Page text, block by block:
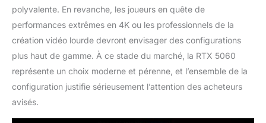
polyvalente. En revanche, les joueurs en quête de
performances extrêmes en 4K ou les professionnels de la
création vidéo lourde devront envisager des configurations
plus haut de gamme. À ce stade du marché, la RTX 5060
représente un choix moderne et pérenne, et l’ensemble de la
configuration justifie sérieusement l’attention des acheteurs
avisés.